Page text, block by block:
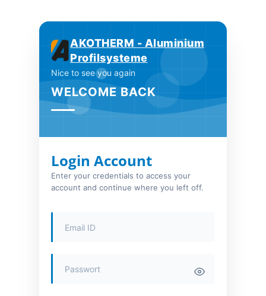
AKOTHERM - Aluminium
Profilsysteme
Nice to see you again
WELCOME BACK
Login Account
Enter your credentials to access your
account and continue where you left off.